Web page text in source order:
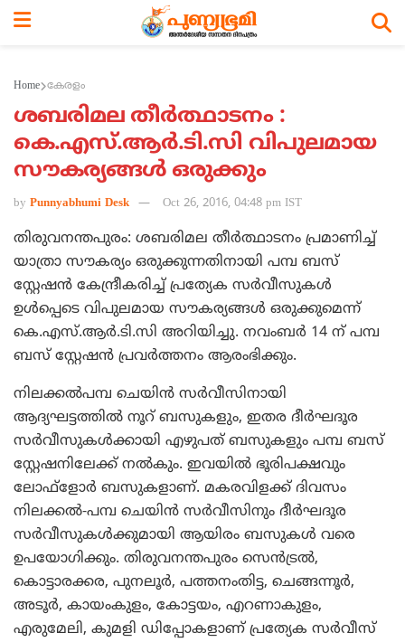
Home കേരളം
ശബരിമല തീര്‍ത്ഥാടനം :
കെ.എസ്.ആര്‍.ടി.സി വിപുലമായ
സൗകര്യങ്ങള്‍ ഒരുക്കും
by Punnyabhumi Desk Oct 26, 2016, 04:48 pm IST
തിരുവനന്തപുരം: ശബരിമല തീര്‍ത്ഥാടനം പ്രമാണിച്ച്
യാത്രാ സൗകര്യം ഒരുക്കുന്നതിനായി പമ്പ ബസ്
സ്റ്റേഷന്‍ കേന്ദ്രീകരിച്ച് പ്രത്യേക സര്‍വീസുകള്‍
ഉള്‍പ്പെടെ വിപുലമായ സൗകര്യങ്ങള്‍ ഒരുക്കുമെന്ന്
കെ.എസ്.ആര്‍.ടി.സി അറിയിച്ചു. നവംബര്‍ 14 ന് പമ്പ
ബസ് സ്റ്റേഷന്‍ പ്രവര്‍ത്തനം ആരംഭിക്കും.
നിലക്കല്‍പമ്പ ചെയിന്‍ സര്‍വീസിനായി
ആദ്യഘട്ടത്തില്‍ നൂറ് ബസുകളും, ഇതര ദീര്‍ഘദൂര
സര്‍വീസുകള്‍ക്കായി എഴുപത് ബസുകളും പമ്പ ബസ്
സ്റ്റേഷനിലേക്ക് നല്‍കും. ഇവയില്‍ ഭൂരിപക്ഷവും
ലോഫ്‌ളോര്‍ ബസുകളാണ്. മകരവിളക്ക് ദിവസം
നിലക്കല്‍-പമ്പ ചെയിന്‍ സര്‍വീസിനും ദീര്‍ഘദൂര
സര്‍വീസുകള്‍ക്കുമായി ആയിരം ബസുകള്‍ വരെ
ഉപയോഗിക്കും. തിരുവനന്തപുരം സെന്‍ട്രല്‍,
കൊട്ടാരക്കര, പുനലൂര്‍, പത്തനംതിട്ട, ചെങ്ങന്നൂര്‍,
അടൂര്‍, കായംകുളം, കോട്ടയം, എറണാകുളം,
എരുമേലി, കുമളി ഡിപ്പോകളാണ് പ്രത്യേക സര്‍വീസ്